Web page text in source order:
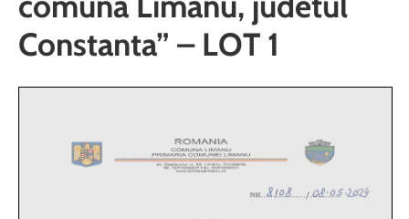
Constanta” – LOT 1